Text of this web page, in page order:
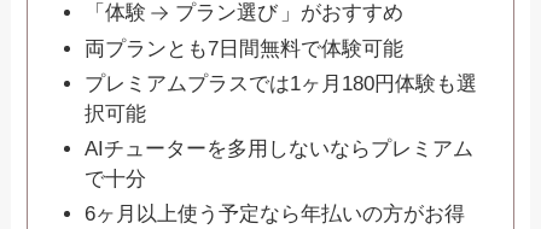
「体験 プラン選び 」がおすすめ
両プランとも7日間無料で体験可能
プレミアムプラスでは1ヶ月180円体験も選
択可能
AIチューターを多用しないならプレミアム
で十分
6ヶ月以上使う予定なら年払いの方がお得